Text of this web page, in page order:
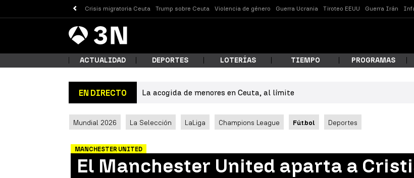
Crisis migratoria Ceuta Trump sobre Ceuta Violencia de género Guerra Ucrania Tiroteo EEUU Guerra Irán
Antena
3 Noticias
¿Qué estás buscando?
ACTUALIDAD DEPORTES LOTERÍAS TIEMPO PROGRAMAS
EN DIRECTO La acogida de menores en Ceuta, al límite
Mundial 2026 La Selección LaLiga Champions League Fútbol Deportes
MANCHESTER UNITED
El Manchester United aparta a